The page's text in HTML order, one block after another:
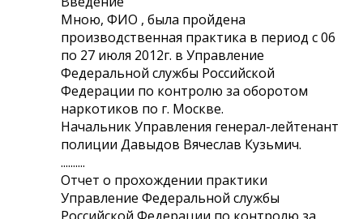
Мною, ФИО , была пройдена
производственная практика в период с 06
по 27 июля 2012г. в Управление
Федеральной службы Российской
Федерации по контролю за оборотом
наркотиков по г. Москве.
Начальник Управления генерал-лейтенант
полиции Давыдов Вячеслав Кузьмич.
..........
Отчет о прохождении практики
Управление Федеральной службы